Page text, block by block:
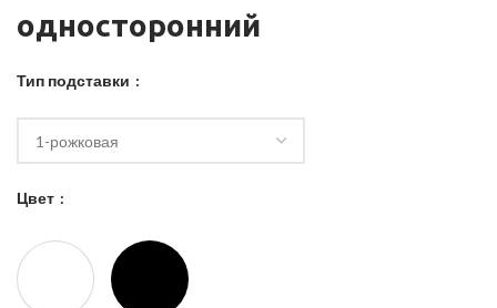
односторонний
Тип подставки
Цвет